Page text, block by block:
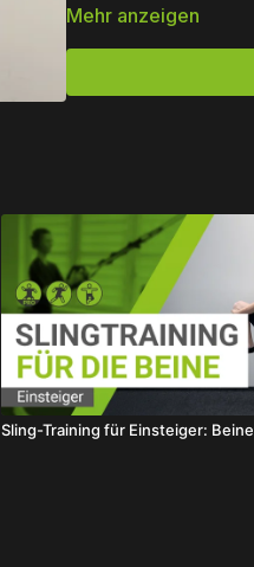
Bereit für maximale
Mehr anzeigen
Sling-Training für Einsteiger: Beine